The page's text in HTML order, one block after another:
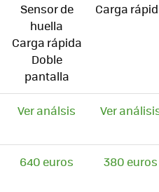
Sensor de
huella
Carga rápida
Doble
pantalla
Carga
Ver análsis Ver
640 euros 380 euros